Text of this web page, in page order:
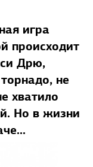
игра
происходит
Дрю,
не
хватило
Но в жизни